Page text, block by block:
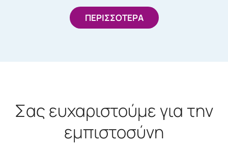
ΠΕΡΙΣΣΟΤΕΡΑ
Σας ευχαριστούμε για την
εμπιστοσύνη